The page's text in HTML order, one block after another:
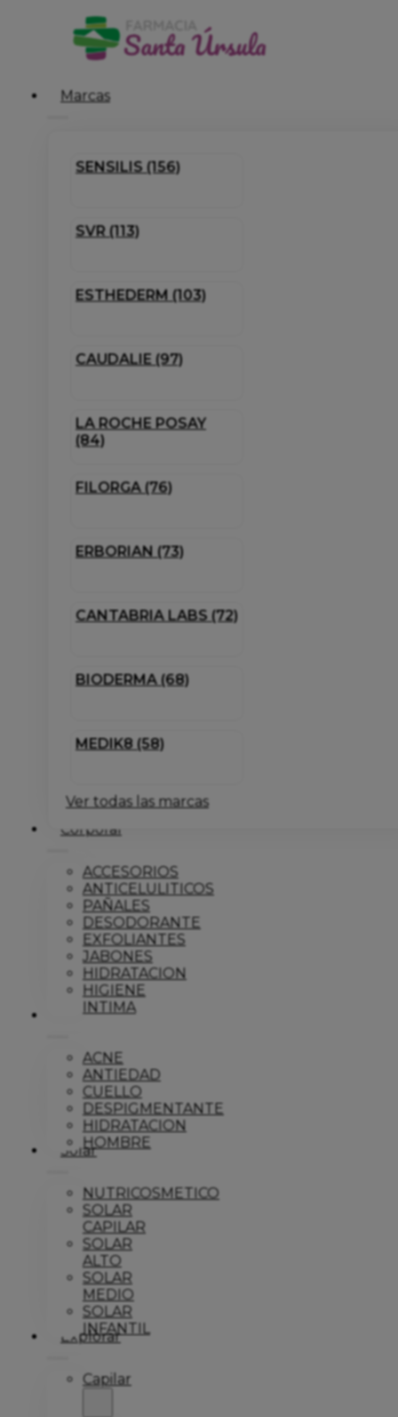
Marcas
SENSILIS (156)
SVR (113)
ESTHEDERM (103)
CAUDALIE (97)
LA ROCHE POSAY
(84)
FILORGA (76)
ERBORIAN (73)
CANTABRIA LABS (72)
BIODERMA (68)
MEDIK8 (58)
Ver todas las marcas
Corporal
ACCESORIOS
ANTICELULITICOS
PAÑALES
DESODORANTE
EXFOLIANTES
JABONES
HIDRATACION
HIGIENE
INTIMA
Dermo
ACNE
ANTIEDAD
CUELLO
DESPIGMENTANTE
HIDRATACION
HOMBRE
Solar
NUTRICOSMETICO
SOLAR
CAPILAR
SOLAR
ALTO
SOLAR
MEDIO
SOLAR
INFANTIL
Explorar
Capilar